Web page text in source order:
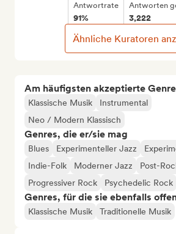
Am häufigsten akzeptierte
Klassische Musik
Instrumental
Neo / Modern Klassisch
Genres, die er/sie mag
Blues Experimenteller Jazz
Indie-Folk
Moderner Jazz
Post-
Progressiver Rock
Psychedelic Rock
Genres, für die sie ebenfalls
Klassische Musik Traditionelle Musik
Antwortrate
91%
Antworten
3,222
Ähnliche Kuratoren